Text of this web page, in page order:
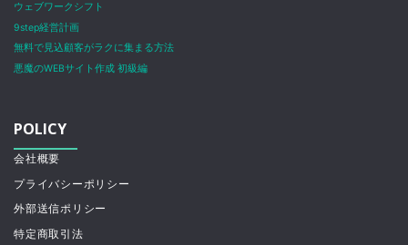
ウェブワークシフト
9step経営計画
無料で見込顧客がラクに集まる方法
悪魔のWEBサイト作成 初級編
POLICY
会社概要
プライバシーポリシー
外部送信ポリシー
特定商取引法